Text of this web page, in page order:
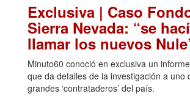
Exclusiva | Caso
Sierra Nevada: “se
llamar los nuevos
Minuto60 conoció en exclusiva un
que da detalles de la investigación a uno
grandes ‘contrataderos’ del país.